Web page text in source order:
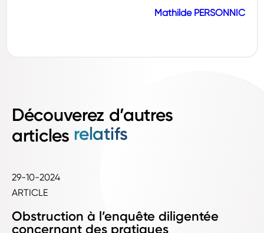
Mathilde PERSONNIC
Découverez d’autres
articles relatifs
29-10-2024
ARTICLE
Obstruction à l’enquête diligentée
concernant des pratiques